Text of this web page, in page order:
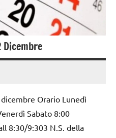
Orario Lunedì
Sabato 8:00
8:30/9:303 N.S. della